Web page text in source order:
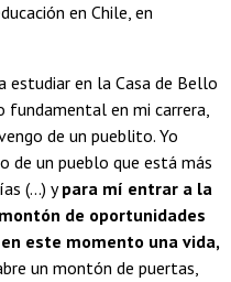
en Chile, en
estudiar en la Casa de Bello
fundamental en mi carrera,
de un pueblito. Yo
de un pueblo que está más
(...) ypara mí entrar a la
de oportunidades
este momento una vida,
un montón de puertas,